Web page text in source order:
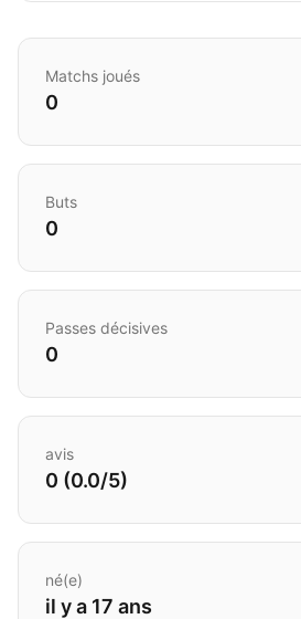
Matchs joués
0
Buts
0
Passes décisives
0
avis
0 (0.0/5)
né(e)
il y a 17 ans